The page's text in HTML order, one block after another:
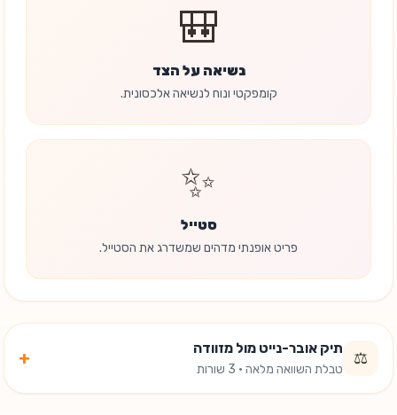
🎒
נשיאה על הצד
קומפקטי ונוח לנשיאה אלכסונית.
✨
סטייל
פריט אופנתי מדהים שמשדרג את הסטייל.
⚖️
תיק אובר-נייט מול מזוודה
טבלת השוואה מלאה · 3 שורות
+